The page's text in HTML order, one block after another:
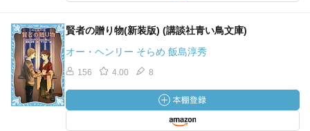
賢者の贈り物(新装版) (講談社青い鳥文庫)
オー・ヘンリー そらめ 飯島淳秀
156 4.00 8